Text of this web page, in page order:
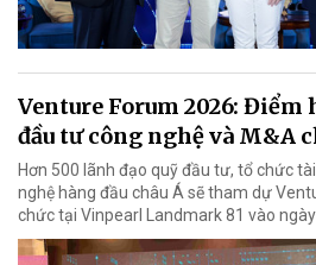
Venture Forum 2026: Điểm
đầu tư công nghệ và M&A
Hơn 500 lãnh đạo quỹ đầu tư, tổ chức
nghệ hàng đầu châu Á sẽ tham dự
chức tại Vinpearl Landmark 81 vào